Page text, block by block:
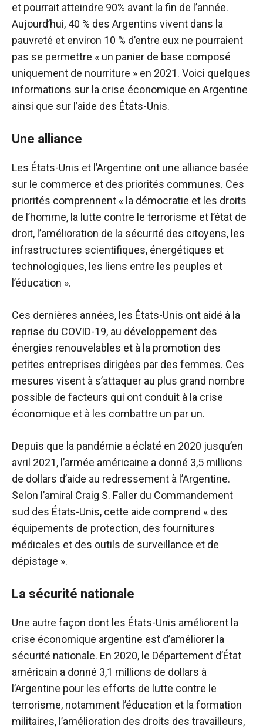
et pourrait atteindre 90% avant la fin de l’année.
Aujourd’hui, 40 % des Argentins vivent dans la
pauvreté et environ 10 % d’entre eux ne pourraient
pas se permettre « un panier de base composé
uniquement de nourriture » en 2021. Voici quelques
informations sur la crise économique en Argentine
ainsi que sur l’aide des États-Unis.
Une alliance
Les États-Unis et l’Argentine ont une alliance basée
sur le commerce et des priorités communes. Ces
priorités comprennent « la démocratie et les droits
de l’homme, la lutte contre le terrorisme et l’état de
droit, l’amélioration de la sécurité des citoyens, les
infrastructures scientifiques, énergétiques et
technologiques, les liens entre les peuples et
l’éducation ».
Ces dernières années, les États-Unis ont aidé à la
reprise du COVID-19, au développement des
énergies renouvelables et à la promotion des
petites entreprises dirigées par des femmes. Ces
mesures visent à s’attaquer au plus grand nombre
possible de facteurs qui ont conduit à la crise
économique et à les combattre un par un.
Depuis que la pandémie a éclaté en 2020 jusqu’en
avril 2021, l’armée américaine a donné 3,5 millions
de dollars d’aide au redressement à l’Argentine.
Selon l’amiral Craig S. Faller du Commandement
sud des États-Unis, cette aide comprend « des
équipements de protection, des fournitures
médicales et des outils de surveillance et de
dépistage ».
La sécurité nationale
Une autre façon dont les États-Unis améliorent la
crise économique argentine est d’améliorer la
sécurité nationale. En 2020, le Département d’État
américain a donné 3,1 millions de dollars à
l’Argentine pour les efforts de lutte contre le
terrorisme, notamment l’éducation et la formation
militaires, l’amélioration des droits des travailleurs,